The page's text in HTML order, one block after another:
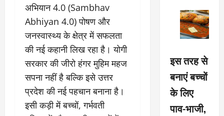
अभियान 4.0 (Sambhav
Abhiyan 4.0) पोषण और
जनस्वास्थ्य के क्षेत्र में सफलता
की नई कहानी लिख रहा है। योगी
सरकार की जीरो हंगर मुहिम महज
सपना नहीं है बल्कि इसे उत्तर
प्रदेश की नई पहचान बनाना है।
इसी कड़ी में बच्चों, गर्भवती
इस तरह से
बनाएं बच्चों
के लिए
पाव-भाजी,